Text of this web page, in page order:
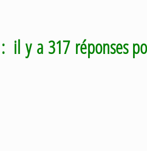
: il y a 317 réponses